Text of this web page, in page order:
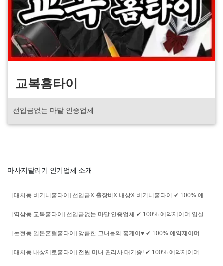
교복홈타이
선입금없는 마달 인증업체
마사지달리기 인기업체 소개
[대치동 비키니홈타이] 선입금X 출장비X 내상X 비키니홈타이 ✔ 100% 예약제이며 입실 후 결제 입니다. ✔ 회원가 이용은 예약 및 현금 / 이체 결제시 적용. (카드결제시 부가세 별도) ✔ 원룸 / 자택 / 오피스텔 / 모텔 / 호텔 등, 편하신곳에서 언제든 이용가능합니다. ✔ 비매너 / 과음 / 복장 및 수위 등 퇴폐문의 / 무단&상습캔슬 등은 이용이 불가. ✔"마시지달리기 보고 전화드렸습니다" 라고 말씀하시면 회원가로 적용. ✔ 예약 상담이나 문의사항이 있으시면 전화주세요. 친절하게 설명 해드리겠습니다.
[역삼동 교복홈타이] 선입금없는 마달 인증업체 ✔ 100% 예약제이며 입실 후 결제 입니다. ✔ 회원가 이용은 예약 및 현금 / 이체 결제시 적용. (카드결제시 부가세 별도) ✔ 원룸 / 자택 / 오피스텔 / 모텔 / 호텔 등, 편하신곳에서 언제든 이용가능합니다. ✔ 비매너 / 과음 / 복장 및 수위 등 퇴폐문의 / 무단&상습캔슬 등은 이용이 불가. ✔"마시지달리기 보고 전화드렸습니다" 라고 말씀하시면 회원가로 적용. ✔ 예약 상담이나 문의사항이 있으시면 전화주세요. 친절하게 설명 해드리겠습니다.
[논현동 일본혼혈홈타이] 앙큼한 그녀들의 홈케어♥ ✔ 100% 예약제이며 입실 후 결제 입니다. ✔ 회원가 이용은 예약 및 현금 / 이체 결제시 적용. (카드결제시 부가세 별도) ✔ 원룸 / 자택 / 오피스텔 / 모텔 / 호텔 등, 편하신곳에서 언제든 이용가능합니다. ✔ 비매너 / 과음 / 복장 및 수위 등 퇴폐문의 / 무단&상습캔슬 등은 이용이 불가. ✔"마시지달리기 보고 전화드렸습니다" 라고 말씀하시면 회원가로 적용. ✔ 예약 상담이나 문의사항이 있으시면 전화주세요. 친절하게 설명 해드리겠습니다.
[대치동 내상제로홈타이] 전원 미녀 관리사 대기중! ✔ 100% 예약제이며 입실 후 결제 입니다. ✔ 회원가 이용은 예약 및 현금 / 이체 결제시 적용. (카드결제시 부가세 별도) ✔ 원룸 / 자택 / 오피스텔 / 모텔 / 호텔 등, 편하신곳에서 언제든 이용가능합니다. ✔ 비매너 / 과음 / 복장 및 수위 등 퇴폐문의 / 무단&상습캔슬 등은 이용이 불가. ✔"마시지달리기 보고 전화드렸습니다" 라고 말씀하시면 회원가로 적용. ✔ 예약 상담이나 문의사항이 있으시면 전화주세요. 친절하게 설명 해드리겠습니다.